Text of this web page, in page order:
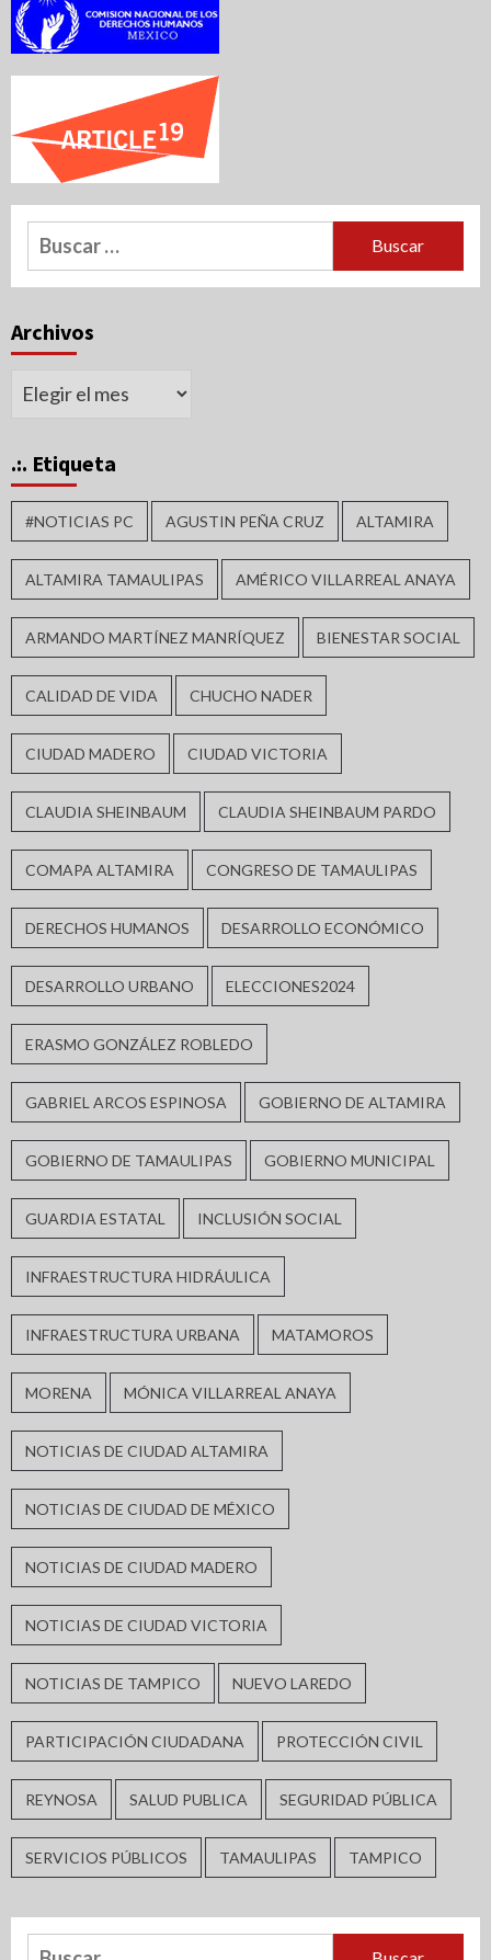
Buscar:
Archivos
Archivos
.:. Etiqueta
#NOTICIAS PC AGUSTIN PEÑA CRUZ ALTAMIRA
ALTAMIRA TAMAULIPAS AMÉRICO VILLARREAL ANAYA
ARMANDO MARTÍNEZ MANRÍQUEZ BIENESTAR SOCIAL
CALIDAD DE VIDA CHUCHO NADER
CIUDAD MADERO CIUDAD VICTORIA
CLAUDIA SHEINBAUM CLAUDIA SHEINBAUM PARDO
COMAPA ALTAMIRA CONGRESO DE TAMAULIPAS
DERECHOS HUMANOS DESARROLLO ECONÓMICO
DESARROLLO URBANO ELECCIONES2024
ERASMO GONZÁLEZ ROBLEDO
GABRIEL ARCOS ESPINOSA GOBIERNO DE ALTAMIRA
GOBIERNO DE TAMAULIPAS GOBIERNO MUNICIPAL
GUARDIA ESTATAL INCLUSIÓN SOCIAL
INFRAESTRUCTURA HIDRÁULICA
INFRAESTRUCTURA URBANA MATAMOROS
MORENA MÓNICA VILLARREAL ANAYA
NOTICIAS DE CIUDAD ALTAMIRA
NOTICIAS DE CIUDAD DE MÉXICO
NOTICIAS DE CIUDAD MADERO
NOTICIAS DE CIUDAD VICTORIA
NOTICIAS DE TAMPICO NUEVO LAREDO
PARTICIPACIÓN CIUDADANA PROTECCIÓN CIVIL
REYNOSA SALUD PUBLICA SEGURIDAD PÚBLICA
SERVICIOS PÚBLICOS TAMAULIPAS TAMPICO
Buscar: